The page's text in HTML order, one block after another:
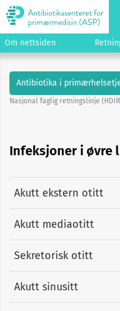
Om nettsiden
Antibiotika i
Nasjonal faglig retningslinje
Infeksjoner i øvre
Akutt ekstern otitt
Akutt mediaotitt
Sekretorisk otitt
Akutt sinusitt